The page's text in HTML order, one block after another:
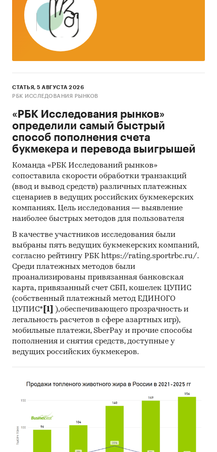
накопленный в советский период
производственный, инфраструктурный,
кадровый потенциал в силу того, что таковой
фактически отсутствовал из-за
неэффективности, низкотехнологичности,
Роль государства как хозяйствующего субъекта
в розничной торговле стала минимальной еще
торговля выступает в качестве наиболее
конкурентного, активно внедряющего
инновации и западный опыт сектора
российской экономики, который, помимо
прочего, открыт для зарубежного бизнеса.
Существующие в России законодательные
ограничения иностранных инвестиций в т. н.
«стратегические» отрасли создают
искусственные барьеры для развития
конкуренции и повышения
конкурентоспособности.
Уникальность ритейла заключается в том, что
фаза концентрации рынка находится в весьма
отдаленном будущем, в силу чего возможности
органического, экстенсивного развития будут
исчерпаны ещё не скоро. При этом сетевая
розница демонстрирует нетипичную для
российской экономики в целом гибкость,
инновационность, высокую адаптивность.
По прогнозу «Экспресс-Обзор», ключевые
деловые стратегии в силу изменения внешних
условий и усиления конкуренции в отдельных
развития компаний останутся увеличение
рыночной доли и повышение эффективности
бизнеса с целью последующей продажи
СТАТЬЯ, 5 АВГУСТА 2026
РБК ИССЛЕДОВАНИЯ РЫНКОВ
«РБК Исследования рынков»
определили самый быстрый
способ пополнения счета
букмекера и перевода выигрышей
Команда «РБК Исследований рынков»
сопоставила скорости обработки транзакций
(ввод и вывод средств) различных платежных
сценариев в ведущих российских букмекерских
компаниях. Цель исследования — выявление
наиболее быстрых методов для пользователя
В качестве участников исследования были
выбраны пять ведущих букмекерских компаний,
согласно рейтингу РБК https://rating.sportrbc.ru/.
Среди платежных методов были
проанализированы привязанная банковская
карта, привязанный счет СБП, кошелек ЦУПИС
(собственный платежный метод ЕДИНОГО
ЦУПИС* [1]
),обеспечивающего прозрачность и
легальность расчетов в сфере азартных игр),
мобильные платежи, SberPay и прочие способы
пополнения и снятия средств, доступные у
ведущих российских букмекеров.